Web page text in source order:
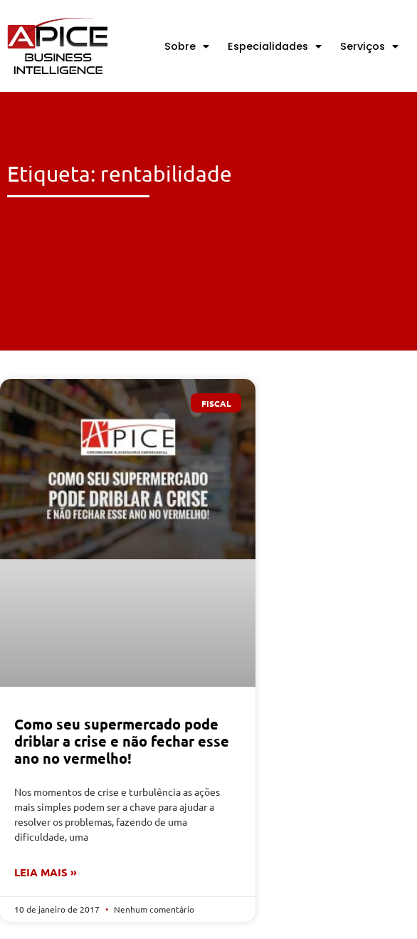
Sobre Especialidades Serviços
Etiqueta: rentabilidade
FISCAL
Como seu supermercado pode
driblar a crise e não fechar esse
ano no vermelho!
Nos momentos de crise e turbulência as ações
mais simples podem ser a chave para ajudar a
resolver os problemas, fazendo de uma
dificuldade, uma
LEIA MAIS »
10 de janeiro de 2017 Nenhum comentário